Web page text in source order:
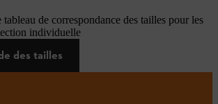
de correspondance des tailles pour les
individuelle
des tailles